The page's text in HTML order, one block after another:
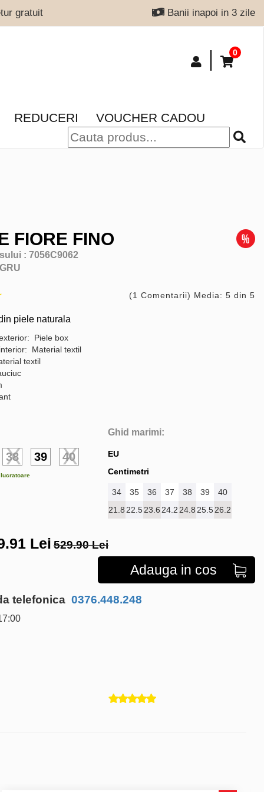
gratuit Banii inapoi in 3 zile
0
REDUCERI VOUCHER CADOU
FIORE FINO
: 7056C9062
(1 Comentarii) Media: 5 din 5
piele naturala
Piele box
Material textil
textil
38 39 40
Ghid marimi:
EU
Centimetri
34 35 36 37 38 39
40
21.8 22.523.6 24.2 24.8 25.526.2
Lei 529.90 Lei
Adauga in cos
telefonica 0376.448.248